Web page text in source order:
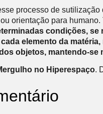
processo de
orientação para
condições,
elemento da
objetos, mantendo-se
no Hiperespaço.